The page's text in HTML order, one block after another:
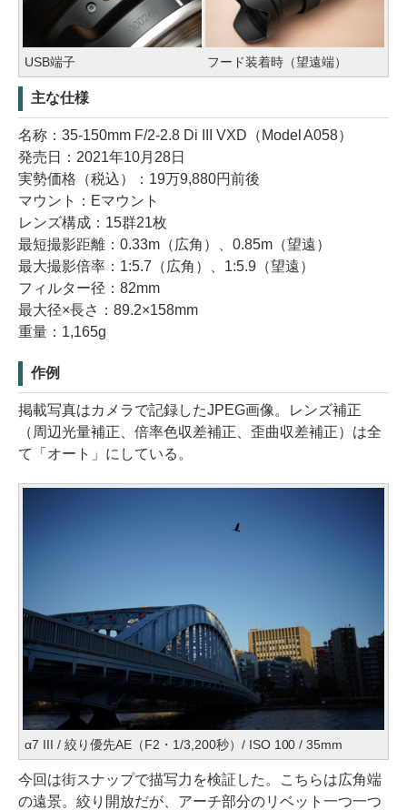
USB端子 フード装着時（望遠端）
主な仕様
名称：35-150mm F/2-2.8 Di III VXD（Model A058）
発売日：2021年10月28日
実勢価格（税込）：19万9,880円前後
マウント：Eマウント
レンズ構成：15群21枚
最短撮影距離：0.33m（広角）、0.85m（望遠）
最大撮影倍率：1:5.7（広角）、1:5.9（望遠）
フィルター径：82mm
最大径×長さ：89.2×158mm
重量：1,165g
作例
掲載写真はカメラで記録したJPEG画像。レンズ補正
（周辺光量補正、倍率色収差補正、歪曲収差補正）は全
て「オート」にしている。
α7 III / 絞り優先AE（F2・1/3,200秒）/ ISO 100 / 35mm
今回は街スナップで描写力を検証した。こちらは広角端
の遠景。絞り開放だが、アーチ部分のリベット一つ一つ